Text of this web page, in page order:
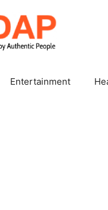
Entertainment